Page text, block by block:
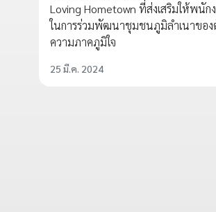
Loving Hometown ที่ส่งเสริมให้พนัก
ในการร่วมพัฒนาชุมชนภูมิลำเนาของ
ความภาคภูมิใจ
25 มี.ค. 2024